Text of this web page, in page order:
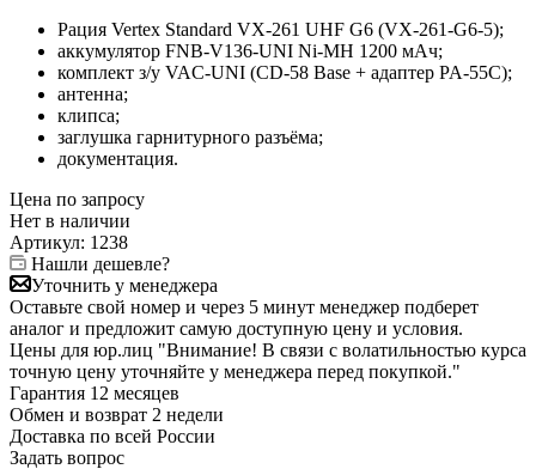
Рация Vertex Standard VX-261 UHF G6 (VX-261-G6-5);
аккумулятор FNB-V136-UNI Ni-MH 1200 мАч;
комплект з/у VAC-UNI (CD-58 Base + адаптер PA-55C);
антенна;
клипса;
заглушка гарнитурного разъёма;
документация.
Цена по запросу
Нет в наличии
Артикул: 1238
Нашли дешевле?
Уточнить у менеджера
Оставьте свой номер и через 5 минут менеджер подберет
аналог и предложит самую доступную цену и условия.
Цены для юр.лиц "Внимание! В связи с волатильностью курса
точную цену уточняйте у менеджера перед покупкой."
Гарантия 12 месяцев
Обмен и возврат 2 недели
Доставка по всей России
Задать вопрос